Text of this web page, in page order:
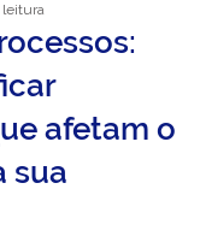
afetam o
sua
leitura